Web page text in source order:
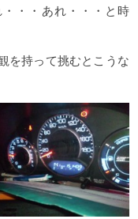
・・あれ・・・と時
を持って挑むとこうな